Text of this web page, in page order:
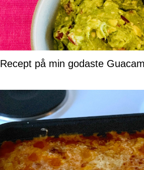
Recept på min godaste